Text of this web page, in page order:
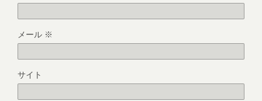
メール ※
サイト